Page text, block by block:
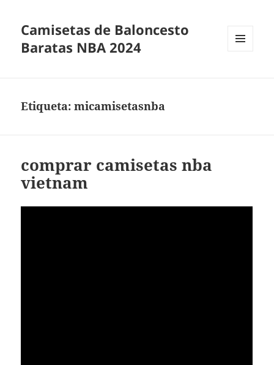
Camisetas de Baloncesto
Baratas NBA 2024
Etiqueta:micamisetasnba
comprar camisetas nba
vietnam